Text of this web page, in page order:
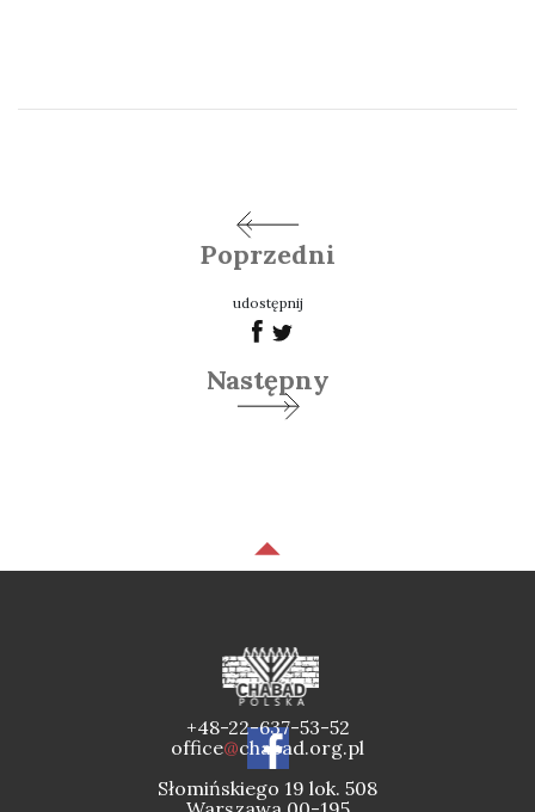
Poprzedni
udostępnij
Następny
+48-22-637-53-52
office@chabad.org.pl
Słomińskiego 19 lok. 508